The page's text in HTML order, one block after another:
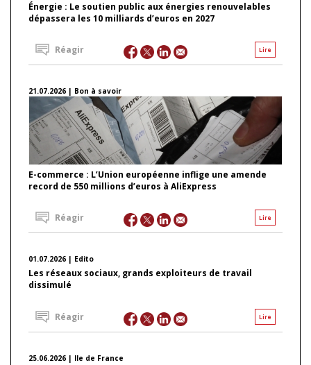
Énergie : Le soutien public aux énergies renouvelables
dépassera les 10 milliards d’euros en 2027
Lire
Réagir
21.07.2026 | Bon à savoir
E-commerce : L’Union européenne inflige une amende
record de 550 millions d’euros à AliExpress
Lire
Réagir
01.07.2026 | Edito
Les réseaux sociaux, grands exploiteurs de travail
dissimulé
Lire
Réagir
25.06.2026 | Ile de France